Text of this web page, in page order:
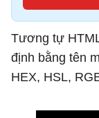
Tương tự
định bằng tên
HEX, HSL,